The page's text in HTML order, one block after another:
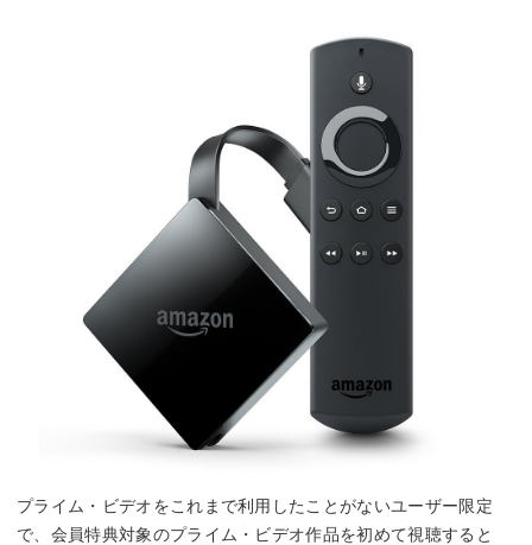
プライム・ビデオをこれまで利用したことがないユーザー限定
で、会員特典対象のプライム・ビデオ作品を初めて視聴すると